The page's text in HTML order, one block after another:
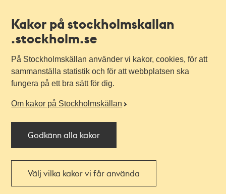
Kakor på stockholmskallan
.stockholm.se
På Stockholmskällan använder vi kakor, cookies, för att
sammanställa statistik och för att webbplatsen ska
fungera på ett bra sätt för dig.
Om kakor på Stockholmskällan
Godkänn alla kakor
Välj vilka kakor vi får använda